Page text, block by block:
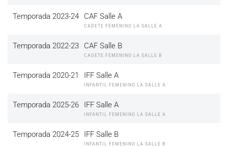
Temporada 2023-24 CAF Salle A
CADETE FEMENINO LA SALLE A
Temporada 2022-23 CAF Salle B
CADETE FEMENINO LA SALLE B
Temporada 2020-21 IFF Salle A
INFANTIL FEMENINO LA SALLE A
Temporada 2025-26 IFF Salle A
INFANTIL FEMENINO LA SALLE A
Temporada 2024-25 IFF Salle B
INFANTIL FEMENINO LA SALLE B